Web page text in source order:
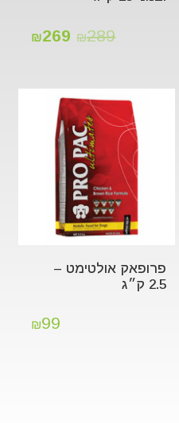
₪289
₪269
פרופאק אולטימט –
2.5 ק״ג
₪99